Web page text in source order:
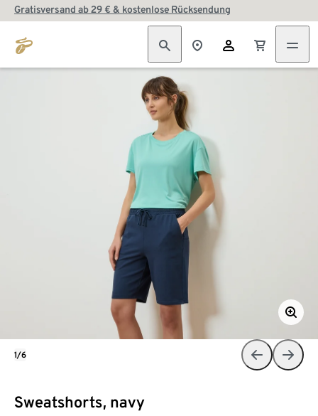
Gratisversand ab 29 € & kostenlose Rücksendung
Sweatshorts, navy
1/6